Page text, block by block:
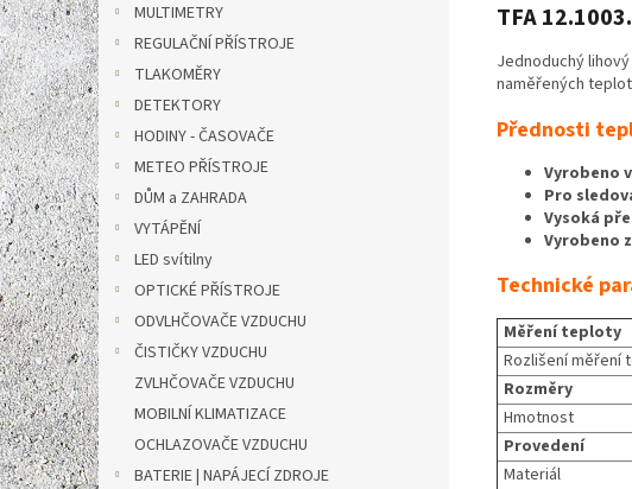
MULTIMETRY
REGULAČNÍ PŘÍSTROJE
TLAKOMĚRY
DETEKTORY
HODINY - ČASOVAČE
METEO PŘÍSTROJE
DŮM a ZAHRADA
VYTÁPĚNÍ
LED svítilny
OPTICKÉ PŘÍSTROJE
ODVLHČOVAČE VZDUCHU
ČISTIČKY VZDUCHU
ZVLHČOVAČE VZDUCHU
MOBILNÍ KLIMATIZACE
OCHLAZOVAČE VZDUCHU
BATERIE | NAPÁJECÍ ZDROJE
TFA
Jednoduchý
naměřených teplot
Přednosti
Vyrobeno
Pro
Vysoká
Vyrobeno
Technické
Měření teploty
Rozlišení měření
Rozměry
Hmotnost
Provedení
Materiál